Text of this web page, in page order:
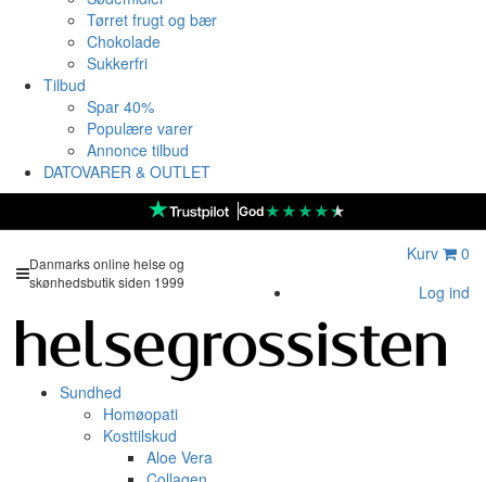
Tørret frugt og bær
Chokolade
Sukkerfri
Tilbud
Spar 40%
Populære varer
Annonce tilbud
DATOVARER & OUTLET
God★★★★★
Danmarks online helse og
skønhedsbutik siden 1999
Kurv
0
Log ind
Sundhed
Homøopati
Kosttilskud
Aloe Vera